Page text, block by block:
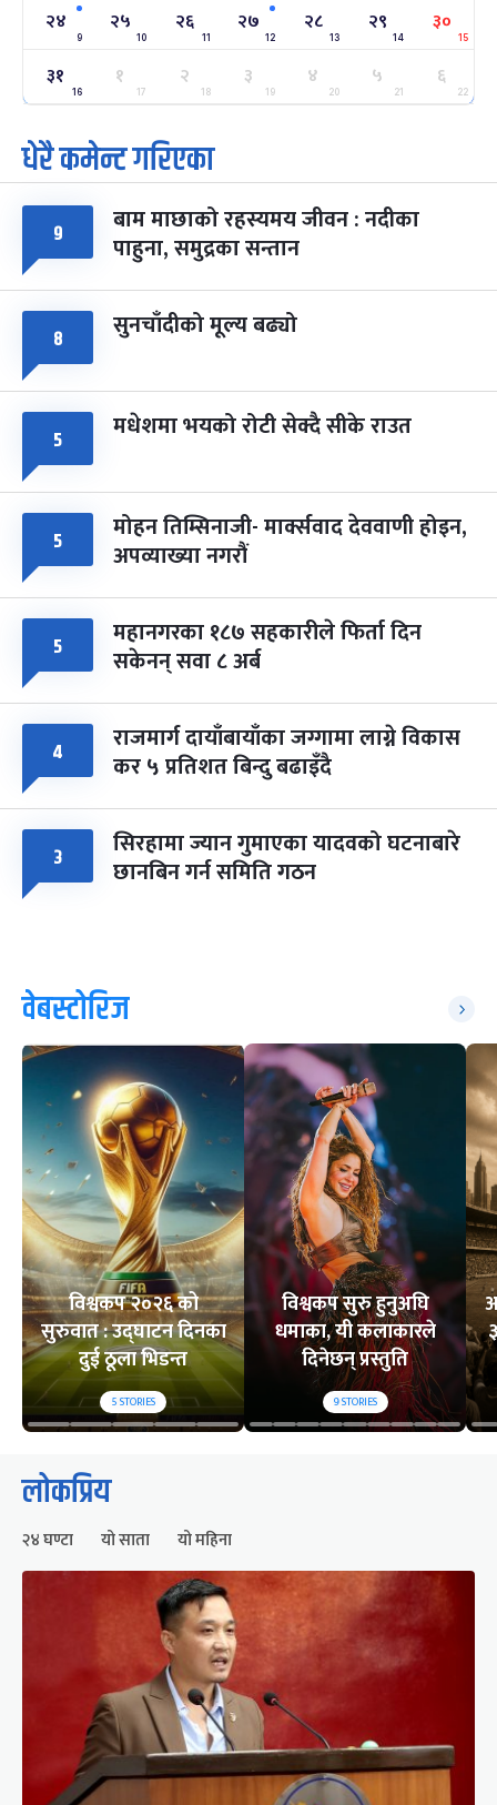
सोम फाल्गुन २४, २०८३- Mar 8, 2027
२५
मंगल
ग्याल्पो ल्होसार
फाल्गुन २५, २०८३ Mar 9, 2027
७ महिना बाँकी
७ पूर्णिमा व्रत
चैत्र ७, २०८३-Mar 21, 2027
८
सोम
फागुपूर्णिमा
चैत्र ८, २०८३-Mar 22, 2027
७ महिना बाँकी
२४
9
२५
10
२६
11
२७
12
२८
13
२९
14
३०
15
३१
16
१
17
२
18
३
19
४
20
५
21
६
22
धेरै कमेन्ट गरिएका
९ बाम माछाको रहस्यमय जीवन : नदीका
पाहुना, समुद्रका सन्तान
८ सुनचाँदीको मूल्य बढ्यो
५ मधेशमा भयको रोटी सेक्दै सीके राउत
५ मोहन तिम्सिनाजी- मार्क्सवाद देववाणी होइन,
अपव्याख्या नगरौं
५ महानगरका १८७ सहकारीले फिर्ता दिन
सकेनन् सवा ८ अर्ब
४ राजमार्ग दायाँबायाँका जग्गामा लाग्ने विकास
कर ५ प्रतिशत बिन्दु बढाइँदै
३ सिरहामा ज्यान गुमाएका यादवको घटनाबारे
छानबिन गर्न समिति गठन
वेबस्टोरिज
विश्वकप २०२६ को
सुरुवात : उद्घाटन दिनका
दुई ठूला भिडन्त
5STORIES
विश्वकप सुरु हुनुअघि
धमाका, यी कलाकारले
दिनेछन् प्रस्तुति
9STORIES
लोकप्रिय
२४ घण्टा यो साता यो महिना